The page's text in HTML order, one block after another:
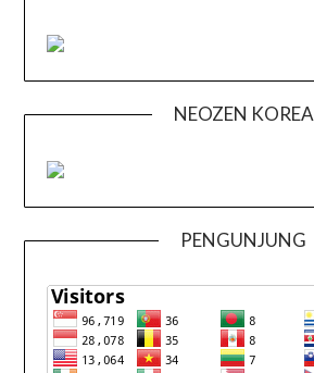
NEOZEN KOREA
PENGUNJUNG